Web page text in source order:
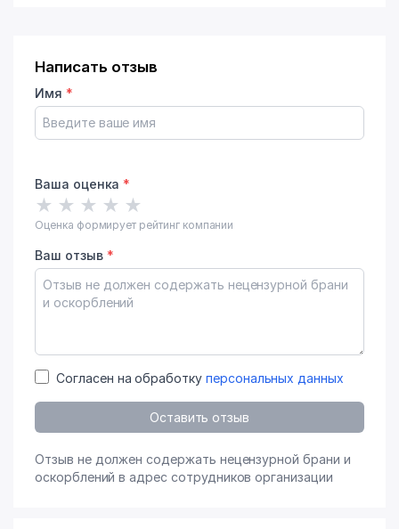
Написать отзыв
Имя *
Ваша оценка *
★ ★ ★ ★ ★
Оценка формирует рейтинг компании
Ваш отзыв *
Согласен на обработку персональных данных
Оставить отзыв
Отзыв не должен содержать нецензурной брани и
оскорблений в адрес сотрудников организации